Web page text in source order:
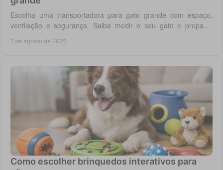
Escolha uma transportadora para gato grande com espaço,
ventilação e segurança. Saiba medir o seu gato e preparar
1 de agosto de 2026
Como escolher brinquedos interativos para